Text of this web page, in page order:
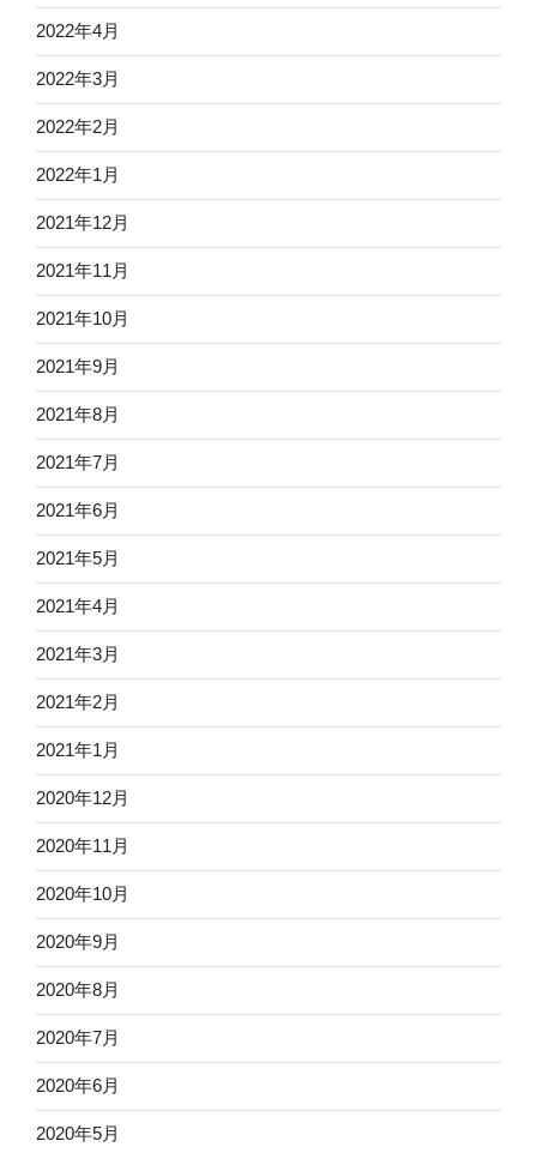
2022年4月
2022年3月
2022年2月
2022年1月
2021年12月
2021年11月
2021年10月
2021年9月
2021年8月
2021年7月
2021年6月
2021年5月
2021年4月
2021年3月
2021年2月
2021年1月
2020年12月
2020年11月
2020年10月
2020年9月
2020年8月
2020年7月
2020年6月
2020年5月